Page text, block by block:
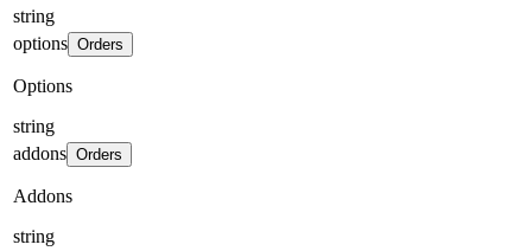
string
options Orders
Options
string
addons Orders
Addons
string